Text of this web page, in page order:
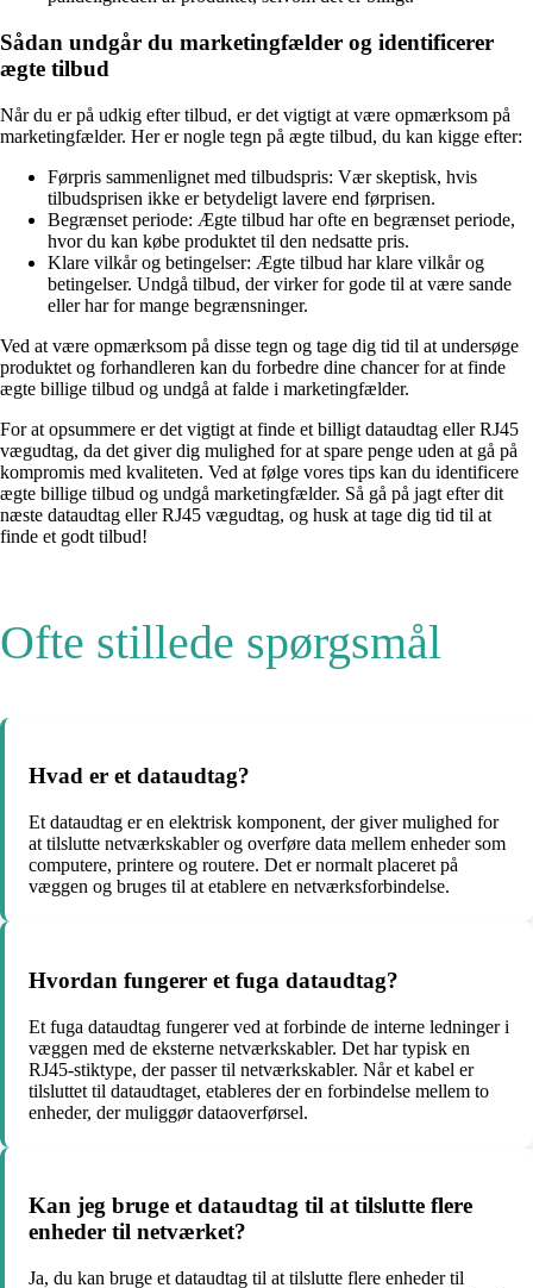
Sådan undgår du marketingfælder og identificerer
ægte tilbud
Når du er på udkig efter tilbud, er det vigtigt at være opmærksom på
marketingfælder. Her er nogle tegn på ægte tilbud, du kan kigge efter:
Førpris sammenlignet med tilbudspris: Vær skeptisk, hvis
tilbudsprisen ikke er betydeligt lavere end førprisen.
Begrænset periode: Ægte tilbud har ofte en begrænset periode,
hvor du kan købe produktet til den nedsatte pris.
Klare vilkår og betingelser: Ægte tilbud har klare vilkår og
betingelser. Undgå tilbud, der virker for gode til at være sande
eller har for mange begrænsninger.
Ved at være opmærksom på disse tegn og tage dig tid til at undersøge
produktet og forhandleren kan du forbedre dine chancer for at finde
ægte billige tilbud og undgå at falde i marketingfælder.
For at opsummere er det vigtigt at finde et billigt dataudtag eller RJ45
vægudtag, da det giver dig mulighed for at spare penge uden at gå på
kompromis med kvaliteten. Ved at følge vores tips kan du identificere
ægte billige tilbud og undgå marketingfælder. Så gå på jagt efter dit
næste dataudtag eller RJ45 vægudtag, og husk at tage dig tid til at
finde et godt tilbud!
Ofte stillede spørgsmål
Hvad er et dataudtag?
Et dataudtag er en elektrisk komponent, der giver mulighed for
at tilslutte netværkskabler og overføre data mellem enheder som
computere, printere og routere. Det er normalt placeret på
væggen og bruges til at etablere en netværksforbindelse.
Hvordan fungerer et fuga dataudtag?
Et fuga dataudtag fungerer ved at forbinde de interne ledninger i
væggen med de eksterne netværkskabler. Det har typisk en
RJ45-stiktype, der passer til netværkskabler. Når et kabel er
tilsluttet til dataudtaget, etableres der en forbindelse mellem to
enheder, der muliggør dataoverførsel.
Kan jeg bruge et dataudtag til at tilslutte flere
enheder til netværket?
Ja, du kan bruge et dataudtag til at tilslutte flere enheder til